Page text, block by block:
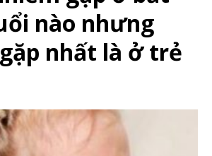
nào nhưng
nhất là ở trẻ